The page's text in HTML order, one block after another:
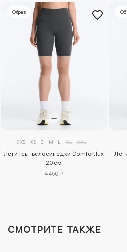
Образ
XXS XS S M L XL XXL
Легинсы-велосипедки Comfortlux
20 см
4450 ₽
СМОТРИТЕ ТАКЖЕ